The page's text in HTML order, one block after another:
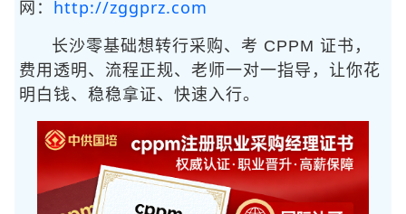
网： http://zggprz.com
长沙零基础想转行采购、考 CPPM 证书，
费用透明、流程正规、老师一对一指导，让你花
明白钱、稳稳拿证、快速入行。